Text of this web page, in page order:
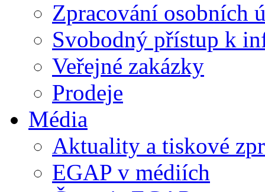
Zpracování osobních
Svobodný přístup k
Veřejné zakázky
Prodeje
Média
Aktuality a tiskové
EGAP v médiích